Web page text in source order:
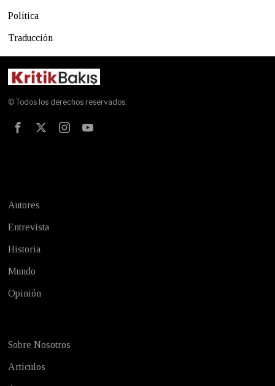
Política
Traducción
© Todos los derechos reservados.
Autores
Entrevista
Historia
Mundo
Opinión
Sobre Nosotros
Artículos